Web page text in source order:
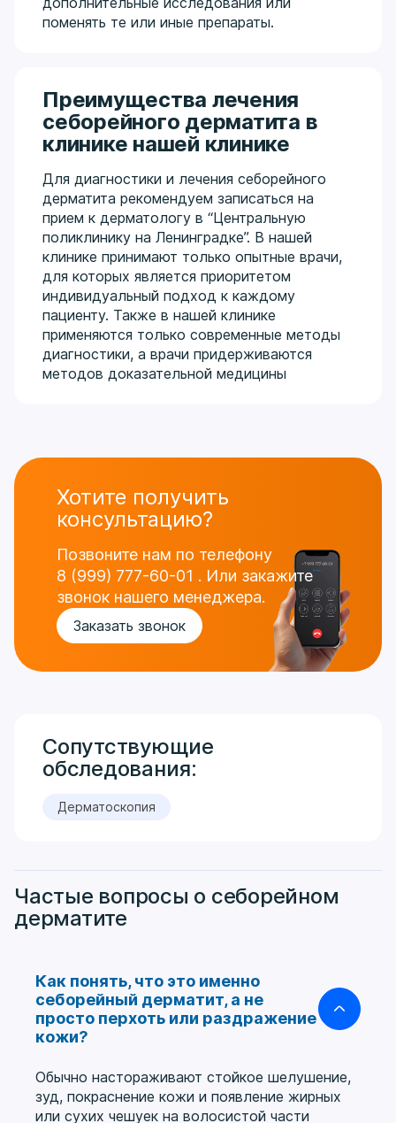
поменять те или иные препараты.
Преимущества лечения
себорейного дерматита в
клинике нашей клинике
Для диагностики и лечения себорейного
дерматита рекомендуем записаться на
прием к дерматологу в “Центральную
поликлинику на Ленинградке”. В нашей
клинике принимают только опытные врачи,
для которых является приоритетом
индивидуальный подход к каждому
пациенту. Также в нашей клинике
применяются только современные методы
диагностики, а врачи придерживаются
методов доказательной медицины
Заказать звонок
Хотите получить
консультацию?
Позвоните нам по телефону
8 (999) 777-60-01 . Или закажите
звонок нашего менеджера.
Сопутствующие
обследования:
Дерматоскопия
Частые вопросы о себорейном
дерматите
Как понять, что это именно
себорейный дерматит, а не
просто перхоть или раздражение
кожи?
Обычно настораживают стойкое шелушение,
зуд, покраснение кожи и появление жирных
или сухих чешуек на волосистой части